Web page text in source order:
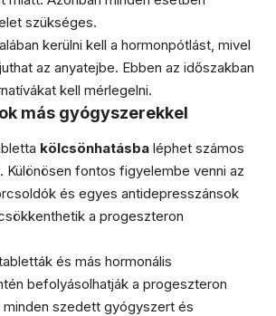
szükséges.
kerülni kell a hormonpótlást, mivel
az anyatejbe. Ebben az időszakban
kell mérlegelni.
más gyógyszerekkel
kölcsönhatásba léphet számos
Különösen fontos figyelembe venni az
és egyes antidepresszánsok
a progeszteron
és más hormonális
befolyásolhatják a progeszteron
szedett gyógyszert és